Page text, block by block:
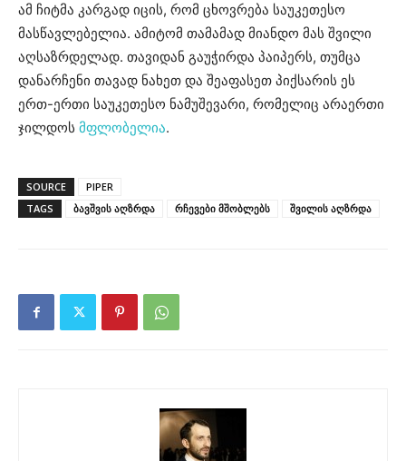
ამ ჩიტმა კარგად იცის, რომ ცხოვრება საუკეთესო
მასწავლებელია. ამიტომ თამამად მიანდო მას შვილი
აღსაზრდელად. თავიდან გაუჭირდა პაიპერს, თუმცა
დანარჩენი თავად ნახეთ და შეაფასეთ პიქსარის ეს
ერთ-ერთი საუკეთესო ნამუშევარი, რომელიც არაერთი
ჯილდოს მფლობელია.
SOURCE
PIPER
TAGS
ბავშვის აღზრდა რჩევები მშობლებს შვილის აღზრდა